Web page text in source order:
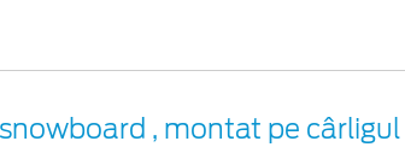
, montat pe cârligul